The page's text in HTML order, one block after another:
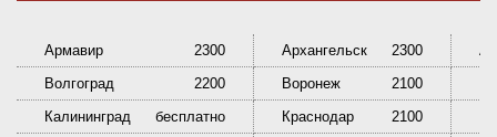
Армавир 2300 Архангельск 2300
Волгоград
2200 Воронеж 2100
Калининград
бесплатно Краснодар 2100